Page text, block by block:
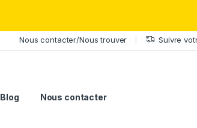
Nous contacter/Nous trouver Suivre
Blog Nous contacter